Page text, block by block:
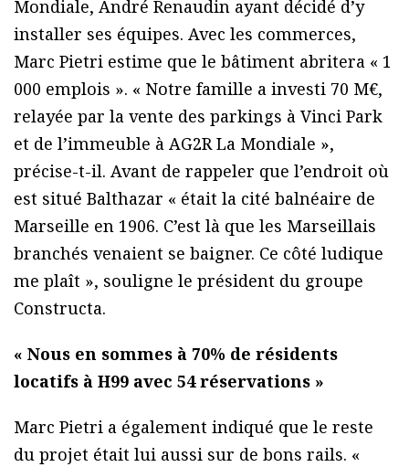
Mondiale, André Renaudin ayant décidé d’y
installer ses équipes. Avec les commerces,
Marc Pietri estime que le bâtiment abritera « 1
000 emplois ». « Notre famille a investi 70 M€,
relayée par la vente des parkings à Vinci Park
et de l’immeuble à AG2R La Mondiale »,
précise-t-il. Avant de rappeler que l’endroit où
est situé Balthazar « était la cité balnéaire de
Marseille en 1906. C’est là que les Marseillais
branchés venaient se baigner. Ce côté ludique
me plaît », souligne le président du groupe
Constructa.
« Nous en sommes à 70% de résidents
locatifs à H99 avec 54 réservations »
Marc Pietri a également indiqué que le reste
du projet était lui aussi sur de bons rails. «